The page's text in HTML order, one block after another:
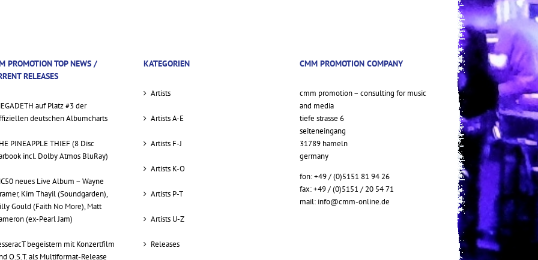
PROMOTION TOP NEWS /
RELEASES
auf Platz #3 der
deutschen Albumcharts
PINEAPPLE THIEF (8 Disc
incl. Dolby Atmos BluRay)
neues Live Album – Wayne
Kim Thayil (Soundgarden),
Gould (Faith No More), Matt
(ex-Pearl Jam)
begeistern mit Konzertfilm
O.S.T. als Multiformat-Release
KATEGORIEN
Artists
Artists A-E
Artists F-J
Artists K-O
Artists P-T
Artists U-Z
Releases
CMM PROMOTION COMPANY
cmm promotion – consulting for music
and media
tiefe strasse 6
seiteneingang
31789 hameln
germany
fon: +49 / (0)5151 81 94 26
fax: +49 / (0)5151 / 20 54 71
mail: info@cmm-online.de